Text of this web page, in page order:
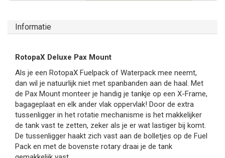
Informatie
RotopaX Deluxe Pax Mount
Als je een RotopaX Fuelpack of Waterpack mee neemt,
dan wil je natuurlijk niet met spanbanden aan de haal. Met
de Pax Mount monteer je handig je tankje op een X-Frame,
bagageplaat en elk ander vlak oppervlak! Door de extra
tussenligger in het rotatie mechanisme is het makkelijker
de tank vast te zetten, zeker als je er wat lastiger bij komt.
De tussenligger haakt zich vast aan de bolletjes op de Fuel
Pack en met de bovenste rotary draai je de tank